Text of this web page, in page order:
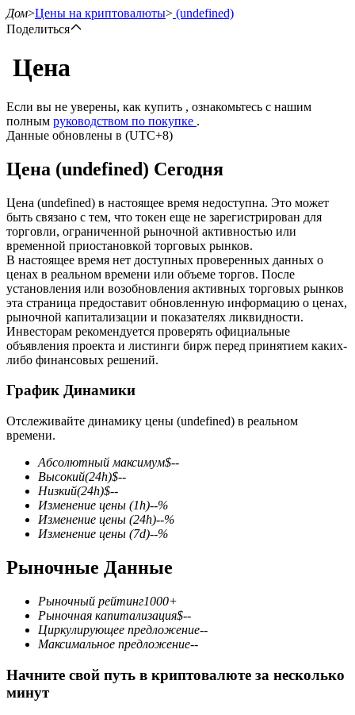
USDT-фьючерсы
Фьючерсы с использованием USDT в качестве
обеспечения
Фьючерсы на COIN-M
Криптовалютные фьючерсы
TradFi
Деривативы на акции, форекс, драгоценные металлы и
сырьевые товары
Дом>Цены на криптовалюты> (undefined)
Поделиться
Цена
Если вы не уверены, как купить , ознакомьтесь с нашим
полным руководством по покупке .
Данные обновлены в (UTC+8)
Цена (undefined) Сегодня
Цена (undefined) в настоящее время недоступна. Это может
быть связано с тем, что токен еще не зарегистрирован для
торговли, ограниченной рыночной активностью или
временной приостановкой торговых рынков.
В настоящее время нет доступных проверенных данных о
ценах в реальном времени или объеме торгов. После
установления или возобновления активных торговых рынков
эта страница предоставит обновленную информацию о ценах,
рыночной капитализации и показателях ликвидности.
Инвесторам рекомендуется проверять официальные
объявления проекта и листинги бирж перед принятием каких-
либо финансовых решений.
График Динамики
Отслеживайте динамику цены (undefined) в реальном
времени.
Абсолютный максимум$--
Высокий(24h)$--
Низкий(24h)$--
Изменение цены (1h)--%
Изменение цены (24h)--%
Изменение цены (7d)--%
Рыночные Данные
Рыночный рейтинг1000+
Рыночная капитализация$--
Циркулирующее предложение--
Максимальное предложение--
Начните свой путь в криптовалюте за несколько
минут